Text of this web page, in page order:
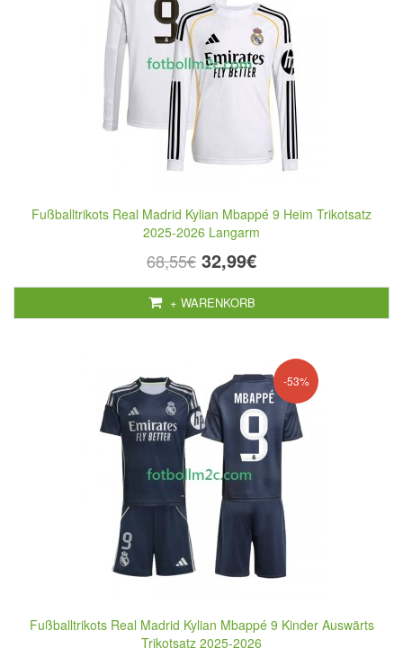
Fußballtrikots Real Madrid Kylian Mbappé 9 Heim Trikotsatz
2025-2026 Langarm
68,55€ 32,99€
+ WARENKORB
-53%
Fußballtrikots Real Madrid Kylian Mbappé 9 Kinder Auswärts
Trikotsatz 2025-2026